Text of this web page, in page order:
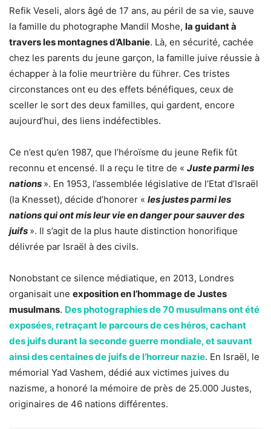
Refik Veseli, alors âgé de 17 ans, au péril de sa vie, sauve
la famille du photographe Mandil Moshe, la guidant à
travers les montagnes d’Albanie. Là, en sécurité, cachée
chez les parents du jeune garçon, la famille juive réussie à
échapper à la folie meurtrière du führer. Ces tristes
circonstances ont eu des effets bénéfiques, ceux de
sceller le sort des deux familles, qui gardent, encore
aujourd’hui, des liens indéfectibles.
Ce n’est qu’en 1987, que l’héroïsme du jeune Refik fût
reconnu et encensé. Il a reçu le titre de « Juste parmi les
nations ». En 1953, l’assemblée législative de l’Etat d’Israël
(la Knesset), décide d’honorer « les justes parmi les
nations qui ont mis leur vie en danger pour sauver des
juifs ». Il s’agit de la plus haute distinction honorifique
délivrée par Israël à des civils.
Nonobstant ce silence médiatique, en 2013, Londres
organisait une exposition en l’hommage de Justes
musulmans. Des photographies de 70 musulmans ont été
exposées, retraçant le parcours de ces héros, cachant
des juifs durant la seconde guerre mondiale, et sauvant
ainsi des centaines de juifs de l’horreur nazie. En Israël, le
mémorial Yad Vashem, dédié aux victimes juives du
nazisme, a honoré la mémoire de près de 25.000 Justes,
originaires de 46 nations différentes.